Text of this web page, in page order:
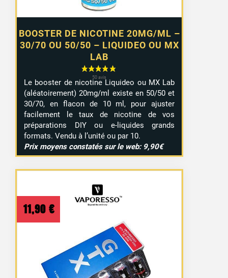
BOOSTER DE NICOTINE 20MG/ML –
30/70 OU 50/50 – LIQUIDEO OU MX
LAB
Le booster de nicotine Liquideo ou MX Lab
(aléatoirement) 20mg/ml existe en 50/50 et
30/70, en flacon de 10 ml, pour ajuster
facilement le taux de nicotine de vos
préparations DIY ou e-liquides grands
formats. Vendu à l’unité ou par 10.
Prix moyens constatés sur le web: 9,90€
11,90 €